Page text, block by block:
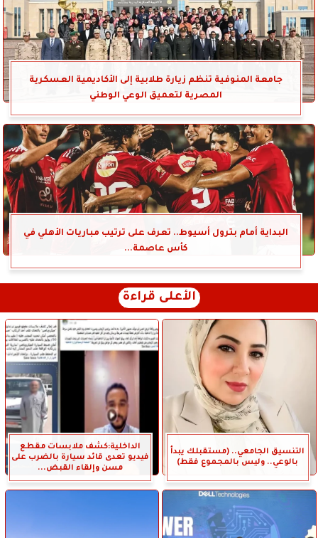
جامعة المنوفية تنظم زيارة طلابية إلى الأكاديمية العسكرية
المصرية لتعميق الوعي الوطني
البداية أمام بترول أسيوط.. تعرف على ترتيب مباريات الأهلي في
كأس عاصمة...
الأعلى قراءة
التنسيق الجامعي.. (مستقبلك يبدأ
بالوعي.. وليس بالمجموع فقط)
الداخلية:كشف ملابسات مقطع
فيديو تعدى قائد سيارة بالضرب على
مسن وإلقاء القبض...